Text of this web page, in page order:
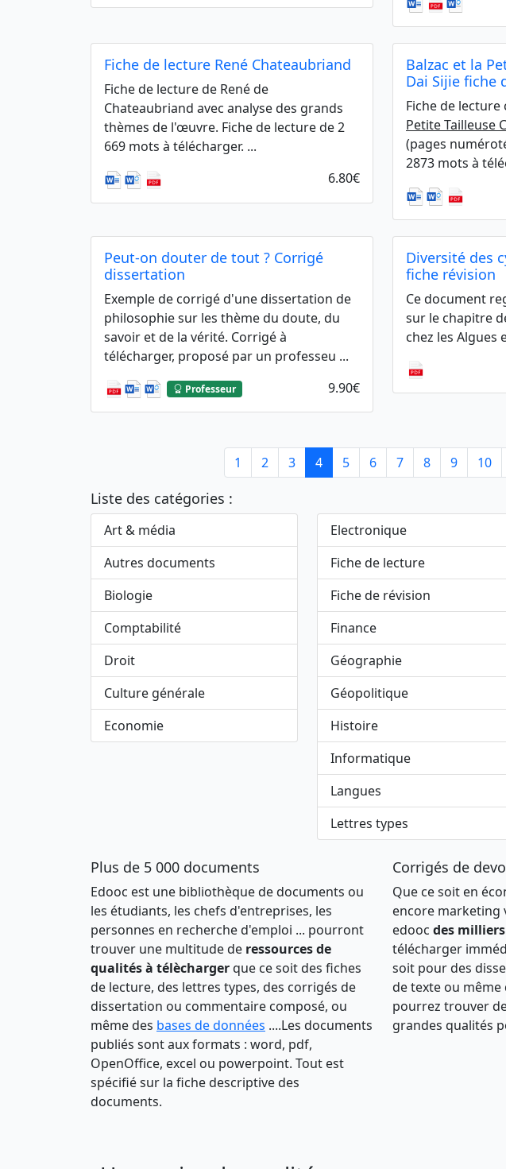
Fiche de lecture René Chateaubriand
Fiche de lecture de René de
Chateaubriand avec analyse des grands
thèmes de l'œuvre. Fiche de lecture de 2
669 mots à télécharger. ...
6.80€
Balzac et la
Dai Sijie fiche
Fiche de
Petite Tailleuse
(pages
2873 mots à
Peut-on douter de tout ? Corrigé
dissertation
Exemple de corrigé d'une dissertation de
philosophie sur les thème du doute, du
savoir et de la vérité. Corrigé à
télécharger, proposé par un professeu ...
9.90€
Professeur
Diversité des
fiche révision
Ce document
sur le chapitre
chez les Algues
1 2 3 4 5 6 7 8 9 10
Liste des catégories :
Art & média
Autres documents
Biologie
Comptabilité
Droit
Culture générale
Economie
Electronique
Fiche de lecture
Fiche de révision
Finance
Géographie
Géopolitique
Histoire
Informatique
Langues
Lettres types
Plus de 5 000 documents
Edooc est une bibliothèque de documents ou
les étudiants, les chefs d'entreprises, les
personnes en recherche d'emploi ... pourront
trouver une multitude de ressources de
qualités à télèchargerque ce soit des fiches
de lecture, des lettres types, des corrigés de
dissertation ou commentaire composé, ou
même des bases de données ....Les documents
publiés sont aux formats : word, pdf,
OpenOffice, excel ou powerpoint. Tout est
spécifié sur la fiche descriptive des
documents.
Corrigés de
Que ce soit en
encore
edooc des
télécharger
soit pour des
de texte ou
pourrez trouver
grandes qualités